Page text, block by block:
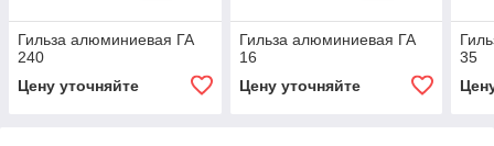
Гильза алюминиевая ГА
240
Цену уточняйте
Гильза алюминиевая ГА
16
Цену уточняйте
35